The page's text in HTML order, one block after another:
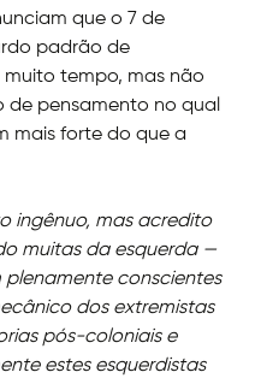
que o 7 de
padrão de
tempo, mas não
de pensamento no qual
mais forte do que a
ingênuo, mas acredito
muitas da esquerda —
conscientes
dos extremistas
pós-coloniais e
estes esquerdistas